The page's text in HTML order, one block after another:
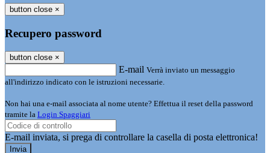
button close ×
Recupero password
button close ×
E-mail Verrà inviato un messaggio
all'indirizzo indicato con le istruzioni necessarie.
Non hai una e-mail associata al nome utente? Effettua il reset della password
tramite la Login Spaggiari
E-mail inviata, si prega di controllare la casella di posta elettronica!